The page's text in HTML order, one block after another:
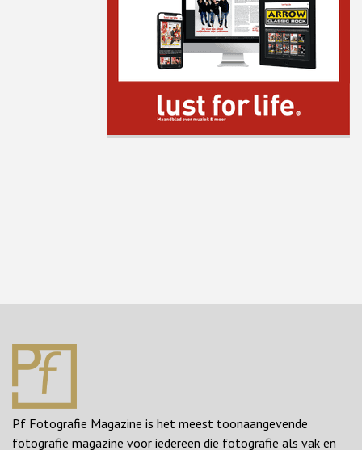
Pf Fotografie Magazine is het meest toonaangevende
fotografie magazine voor iedereen die fotografie als vak en